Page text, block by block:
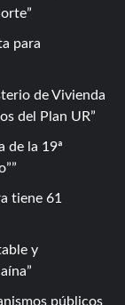
para
de Vivienda
del Plan UR
de la 19ª
tiene 61
y
públicos